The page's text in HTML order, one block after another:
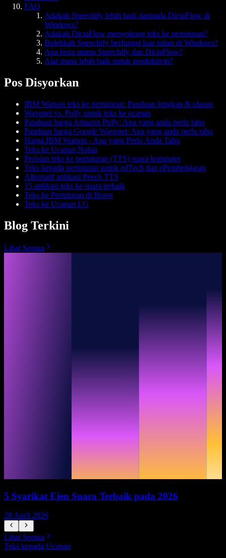
FAQ
Adakah Speechify lebih baik daripada DictaFlow di
Windows?
Adakah DictaFlow menyokong teks ke pertuturan?
Bolehkah Speechify berfungsi luar talian di Windows?
Apa beza utama Speechify dan DictaFlow?
Alat mana lebih baik untuk produktiviti?
Pos Disyorkan
IBM Watson teks ke pertuturan: Panduan lengkap & ulasan
Wavenet vs. Polly untuk teks ke ucapan
Panduan harga Amazon Polly: Apa yang anda perlu tahu
Panduan harga Google Wavenet: Apa yang anda perlu tahu
Harga IBM Watson - Apa yang Perlu Anda Tahu
Teks ke Ucapan Nokia
Perisian teks ke pertuturan (TTS) suara komputer
Teks kepada pertuturan untuk edTech dan ePembelajaran
Alternatif aplikasi Peech TTS
15 aplikasi teks ke suara terbaik
Teks ke Pertuturan di Brave
Teks ke Ucapan LG
Blog Terkini
Lihat Semua
5 Syarikat Ejen Suara Terbaik pada 2026
28 April 2026
Lihat Semua
Teks kepada Ucapan